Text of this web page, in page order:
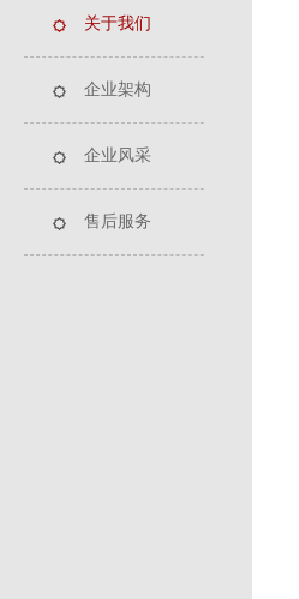
关于我们
企业架构
企业风采
售后服务